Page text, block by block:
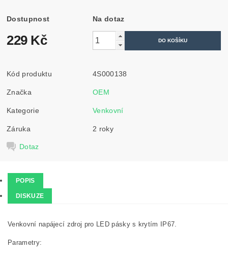
Dostupnost Na dotaz
229 Kč
Kód produktu 4S000138
Značka OEM
Kategorie Venkovní
Záruka 2 roky
Dotaz
POPIS
DISKUZE
Venkovní napájecí zdroj pro LED pásky s krytím IP67.
Parametry: